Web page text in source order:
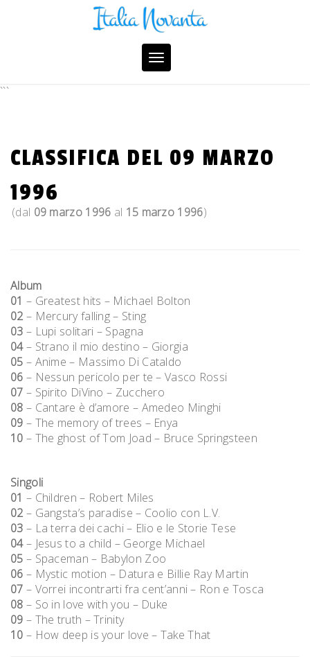
Toggle
navigation
```
CLASSIFICA DEL 09 MARZO
1996
(dal 09 marzo 1996 al 15 marzo 1996)
Album
01 – Greatest hits – Michael Bolton
02 – Mercury falling – Sting
03 – Lupi solitari – Spagna
04– Strano il mio destino – Giorgia
05 – Anime – Massimo Di Cataldo
06 – Nessun pericolo per te – Vasco Rossi
07 – Spirito DiVino – Zucchero
08 – Cantare è d’amore – Amedeo Minghi
09 – The memory of trees – Enya
10 – The ghost of Tom Joad – Bruce Springsteen
Singoli
01 – Children – Robert Miles
02 – Gangsta’s paradise – Coolio con L.V.
03 – La terra dei cachi – Elio e le Storie Tese
04– Jesus to a child – George Michael
05 – Spaceman – Babylon Zoo
06 – Mystic motion – Datura e Billie Ray Martin
07 – Vorrei incontrarti fra cent’anni – Ron e Tosca
08 – So in love with you – Duke
09 – The truth – Trinity
10 – How deep is your love – Take That